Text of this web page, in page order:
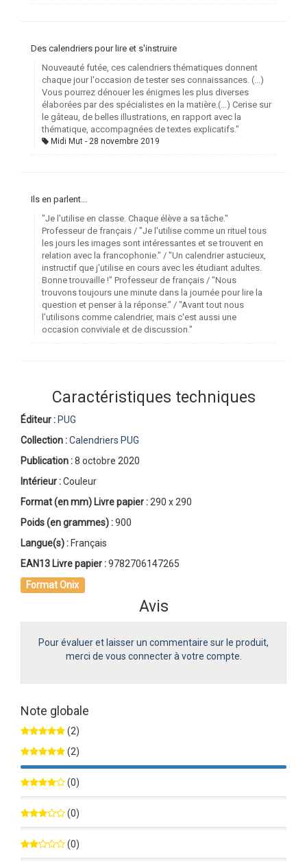
Des calendriers pour lire et s'instruire
Nouveauté futée, ces calendriers thématiques donnent
chaque jour l'occasion de tester ses connaissances. (...)
Vous pourrez dénouer les énigmes les plus diverses
élaborées par des spécialistes en la matière.(...) Cerise sur
le gâteau, de belles illustrations, en rapport avec la
thématique, accompagnées de textes explicatifs."
Midi Mut 28 novembre 2019
Ils en parlent...
"Je l'utilise en classe. Chaque élève a sa tâche."
Professeur de français / "Je l'utilise comme un rituel tous
les jours les images sont intéressantes et se trouvent en
relation avec la francophonie." / "Un calendrier astucieux,
instructif que j'utilise en cours avec les étudiant adultes.
Bonne trouvaille !" Professeur de français / "Nous
trouvons toujours une minute dans la journée pour lire la
question et penser à la réponse." / "Avant tout nous
l'utilisons comme calendrier, mais c'est aussi une
occasion conviviale et de discussion."
Caractéristiques techniques
Éditeur : PUG
Collection :Calendriers PUG
Publication :8 octobre 2020
Intérieur :Couleur
Format (en mm) Livre papier :290 x 290
Poids (en grammes) :900
Langue(s) : Français
EAN13 Livre papier :9782706147265
Format Onix
Avis
Pour évaluer et laisser un commentaire sur le produit,
merci de vous connecter à votre compte.
Note globale
(2)
(2)
100%
(0)
(0)
(0)